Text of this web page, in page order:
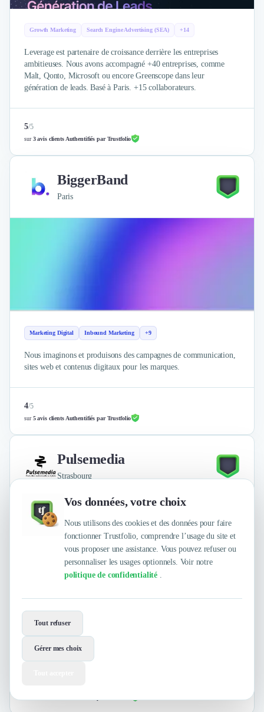
Vos données, votre choix
Nous utilisons des cookies et des données pour faire
fonctionner Trustfolio, comprendre l’usage du site et
vous proposer une assistance. Vous pouvez refuser ou
personnaliser les usages optionnels. Voir notre
politique de confidentialité .
Tout refuser
Gérer mes choix
Growth Marketing Search Engine Advertising (SEA) +14
Leverage est partenaire de croissance derrière les entreprises
ambitieuses. Nous avons accompagné +40 entreprises, comme
Malt, Qonto, Microsoft ou encore Greenscope dans leur
génération de leads. Basé à Paris. +15 collaborateurs.
5/5
sur3 avis clients Authentifiés par Trustfolio
BiggerBand
Paris
Marketing Digital Inbound Marketing +9
Nous imaginons et produisons des campagnes de communication,
sites web et contenus digitaux pour les marques.
4/5
sur5 avis clients Authentifiés par Trustfolio
Pulsemedia
Strasbourg
Marketing Digital
Agence de production audiovisuelle et digitale au service de vos
marques et de vos entreprises.